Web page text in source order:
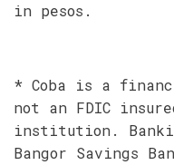
in pesos.
* Coba is a
not an FDIC
institution.
Bangor Savings